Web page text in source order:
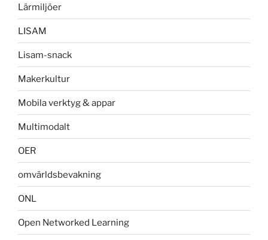
Lärmiljöer
LISAM
Lisam-snack
Makerkultur
Mobila verktyg & appar
Multimodalt
OER
omvärldsbevakning
ONL
Open Networked Learning